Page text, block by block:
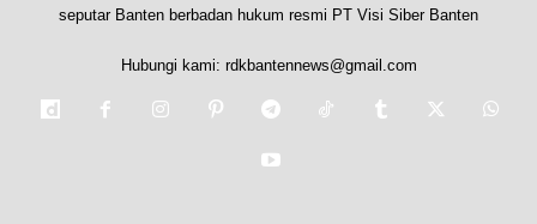
seputar Banten berbadan hukum resmi PT Visi Siber Banten
Hubungi kami: rdkbantennews@gmail.com